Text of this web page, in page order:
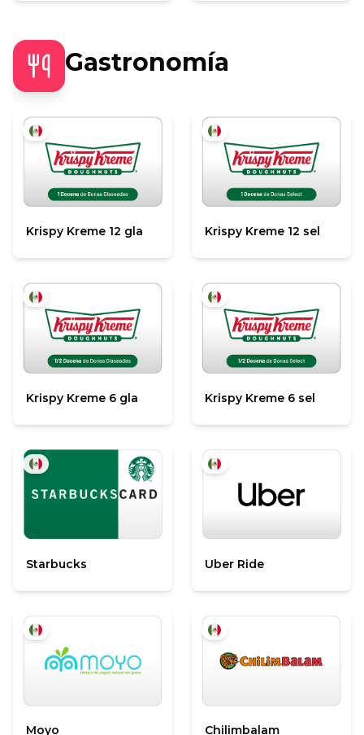
Gastronomía
Krispy Kreme 12 gla Krispy Kreme 12 sel
Krispy Kreme 6 gla Krispy Kreme 6 sel
Starbucks Uber Ride
Moyo Chilimbalam